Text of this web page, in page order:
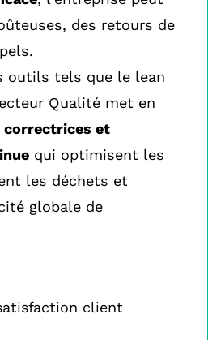
des retours de
outils tels que le lean
Qualité met en
correctrices et
qui optimisent les
les déchets et
globale de
client